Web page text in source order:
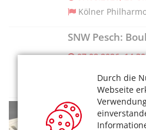
Durch die
Webseite
Kölner
SNW Pesch:
07.08.2026,
für die Stadt Köln
SNW Ensen-